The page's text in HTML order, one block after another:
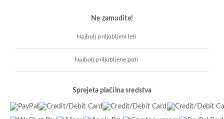
Ne zamudite!
Najbolj priljubljeni leti
Najbolj priljubljene poti
Sprejeta plačilna sredstva